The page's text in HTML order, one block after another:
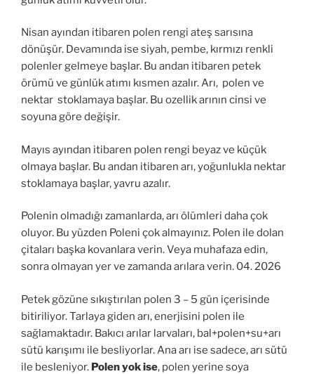
Nisan ayından itibaren polen rengi ateş sarısına
dönüşür. Devamında ise siyah, pembe, kırmızı renkli
polenler gelmeye başlar. Bu andan itibaren petek
örümü ve günlük atımı kısmen azalır. Arı, polen ve
nektar stoklamaya başlar. Bu ozellik arının cinsi ve
soyuna göre değişir.
Mayıs ayından itibaren polen rengi beyaz ve küçük
olmaya başlar. Bu andan itibaren arı, yoğunlukla nektar
stoklamaya başlar, yavru azalır.
Polenin olmadığı zamanlarda, arı ölümleri daha çok
oluyor. Bu yüzden Poleni çok almayınız. Polen ile dolan
çitaları başka kovanlara verin. Veya muhafaza edin,
sonra olmayan yer ve zamanda arılara verin. 04. 2026
Petek gözüne sıkıştırılan polen 3 – 5 gün içerisinde
bitiriliyor. Tarlaya giden arı, enerjisini polen ile
sağlamaktadır. Bakıcı arılar larvaları, bal+polen+su+arı
sütü karışımı ile besliyorlar. Ana arı ise sadece, arı sütü
ile besleniyor. Polen yok ise, polen yerine soya